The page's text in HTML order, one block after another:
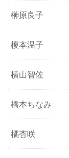
榊原良子
榎本温子
横山智佐
橋本ちなみ
橘杏咲